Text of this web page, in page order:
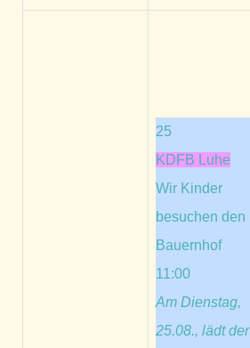
25
KDFB Luhe
Wir Kinder
besuchen den
Bauernhof
11:00
Am Dienstag,
25.08., lädt der